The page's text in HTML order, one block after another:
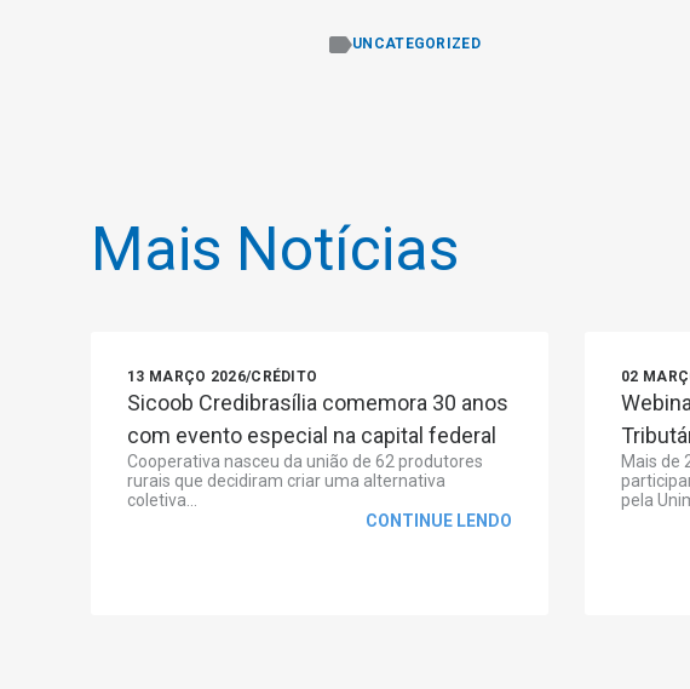
UNCATEGORIZED
Mais Notícias
13 MARÇO 2026/CRÉDITO
Sicoob Credibrasília comemora 30 anos
com evento especial na capital federal
Cooperativa nasceu da união de 62 produtores
rurais que decidiram criar uma alternativa
coletiva...
CONTINUE LENDO
02
Mais de
pela